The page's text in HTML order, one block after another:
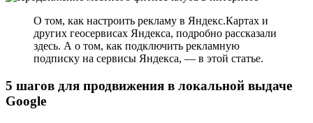
О том, как настроить рекламу в Яндекс.Картах и
других геосервисах Яндекса, подробно рассказали
здесь. А о том, как подключить рекламную
подписку на сервисы Яндекса, — в этой статье.
5 шагов для продвижения в локальной выдаче
Google